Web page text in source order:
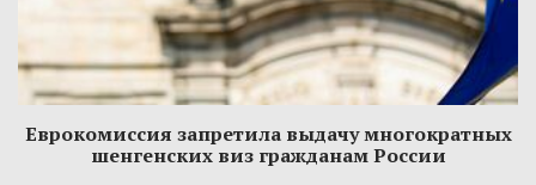
Еврокомиссия запретила выдачу многократных
шенгенских виз гражданам России